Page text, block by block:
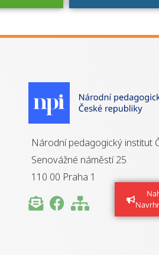
získání
Národní pedagogický institut
Senovážné náměstí 25
110 00 Praha 1